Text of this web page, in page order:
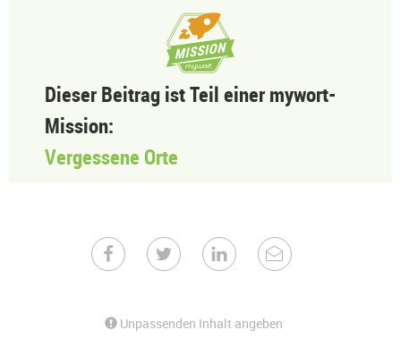
Dieser Beitrag ist Teil einer mywort-
Mission:
Vergessene Orte
Unpassenden Inhalt angeben